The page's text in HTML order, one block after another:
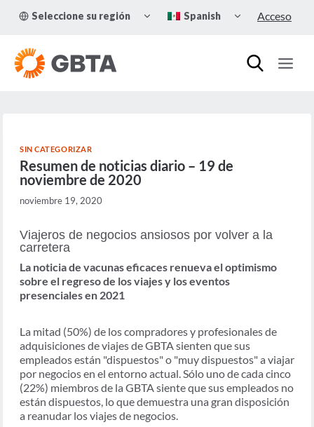
Seleccione su región
TOGGLE
CHILD
Spanish
CHILDAcceso
SIN CATEGORIZAR
Resumen de noticias diario – 19 de
noviembre de 2020
noviembre 19, 2020
Viajeros de negocios ansiosos por volver a la
carretera
La noticia de vacunas eficaces renueva el optimismo
sobre el regreso de los viajes y los eventos
presenciales en 2021
La mitad (50%) de los compradores y profesionales de
adquisiciones de viajes de GBTA sienten que sus
empleados están "dispuestos" o "muy dispuestos" a viajar
por negocios en el entorno actual. Sólo uno de cada cinco
(22%) miembros de la GBTA siente que sus empleados no
están dispuestos, lo que demuestra una gran disposición
a reanudar los viajes de negocios.